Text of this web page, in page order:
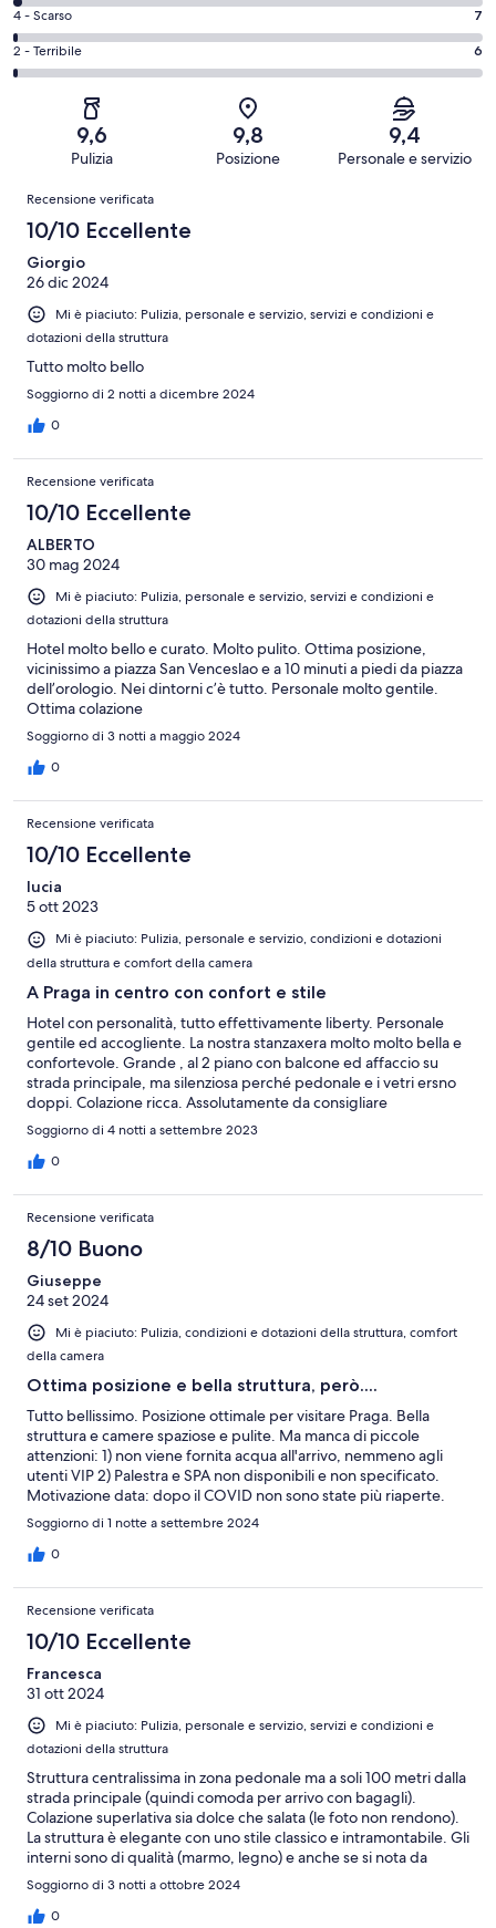
753
su
1006
recensioni
-
Buono.
218
recensioni
di
6
-
Soddisfacente.
recensioni
Valutazione
di
4
recensioni
4 - Scarso 7
Valutazione
di
Terribile.
su
recensioni
2 - Terribile 6
9,6
Pulizia
9,8
Posizione
9,4
Personale e servizio
Recensioni
Recensione verificata
10/10 Eccellente
Giorgio
26 dic 2024
Mi è piaciuto: Pulizia, personale e servizio, servizi e condizioni e
dotazioni della struttura
Tutto molto bello
Soggiorno di 2 notti a dicembre 2024
0
Recensione verificata
10/10 Eccellente
ALBERTO
30 mag 2024
Mi è piaciuto: Pulizia, personale e servizio, servizi e condizioni e
dotazioni della struttura
Hotel molto bello e curato. Molto pulito. Ottima posizione,
vicinissimo a piazza San Venceslao e a 10 minuti a piedi da piazza
dell’orologio. Nei dintorni c’è tutto. Personale molto gentile.
Ottima colazione
Soggiorno di 3 notti a maggio 2024
0
Recensione verificata
10/10 Eccellente
lucia
5 ott 2023
Mi è piaciuto: Pulizia, personale e servizio, condizioni e dotazioni
della struttura e comfort della camera
A Praga in centro con confort e stile
Hotel con personalità, tutto effettivamente liberty. Personale
gentile ed accogliente. La nostra stanzaxera molto molto bella e
confortevole. Grande , al 2 piano con balcone ed affaccio su
strada principale, ma silenziosa perché pedonale e i vetri ersno
doppi. Colazione ricca. Assolutamente da consigliare
Soggiorno di 4 notti a settembre 2023
0
Recensione verificata
8/10 Buono
Giuseppe
24 set 2024
Mi è piaciuto: Pulizia, condizioni e dotazioni della struttura, comfort
della camera
Ottima posizione e bella struttura, però....
Tutto bellissimo. Posizione ottimale per visitare Praga. Bella
struttura e camere spaziose e pulite. Ma manca di piccole
attenzioni: 1) non viene fornita acqua all'arrivo, nemmeno agli
utenti VIP 2) Palestra e SPA non disponibili e non specificato.
Motivazione data: dopo il COVID non sono state più riaperte.
Allora bisogna specificarlo nelle opzioni fornite dalla struttura.
Soggiorno di 1 notte a settembre 2024
0
Recensione verificata
10/10 Eccellente
Francesca
31 ott 2024
Mi è piaciuto: Pulizia, personale e servizio, servizi e condizioni e
dotazioni della struttura
Struttura centralissima in zona pedonale ma a soli 100 metri dalla
strada principale (quindi comoda per arrivo con bagagli).
Colazione superlativa sia dolce che salata (le foto non rendono).
La struttura è elegante con uno stile classico e intramontabile. Gli
interni sono di qualità (marmo, legno) e anche se si nota da
alcuni dettagli che l'ultimo refresh non è recentissimo (strappo
nell'accappatoio, nel baldacchino, qualche ammaccatura nella
vasca) nel complesso supera di gran lunga struttura più "nuove"
Soggiorno di 3 notti a ottobre 2024
0